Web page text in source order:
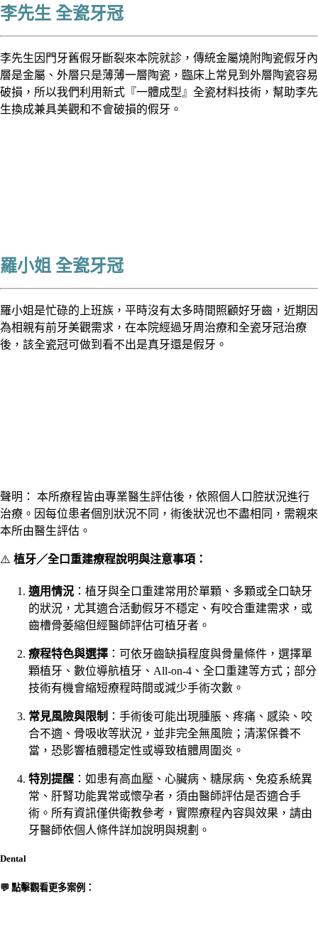
李先生 全瓷牙冠
李先生因門牙舊假牙斷裂來本院就診，傳統金屬燒附陶瓷假牙內
層是金屬、外層只是薄薄一層陶瓷，臨床上常見到外層陶瓷容易
破損，所以我們利用新式『一體成型』全瓷材料技術，幫助李先
生換成兼具美觀和不會破損的假牙。
羅小姐 全瓷牙冠
羅小姐是忙碌的上班族，平時沒有太多時間照顧好牙齒，近期因
為相親有前牙美觀需求，在本院經過牙周治療和全瓷牙冠治療
後，該全瓷冠可做到看不出是真牙還是假牙。
聲明： 本所療程皆由專業醫生評估後，依照個人口腔狀況進行
治療。因每位患者個別狀況不同，術後狀況也不盡相同，需親來
本所由醫生評估。
⚠️ 植牙／全口重建療程說明與注意事項：
適用情況 ：植牙與全口重建常用於單顆、多顆或全口缺牙
的狀況，尤其適合活動假牙不穩定、有咬合重建需求，或
齒槽骨萎縮但經醫師評估可植牙者。
療程特色與選擇 ：可依牙齒缺損程度與骨量條件，選擇單
顆植牙、數位導航植牙、All-on-4、全口重建等方式；部分
技術有機會縮短療程時間或減少手術次數。
常見風險與限制 ：手術後可能出現腫脹、疼痛、感染、咬
合不適、骨吸收等狀況，並非完全無風險；清潔保養不
當，恐影響植體穩定性或導致植體周圍炎。
特別提醒 ：如患有高血壓、心臟病、糖尿病、免疫系統異
常、肝腎功能異常或懷孕者，須由醫師評估是否適合手
術。所有資訊僅供衛教參考，實際療程內容與效果，請由
牙醫師依個人條件詳加說明與規劃。
Dental
💬 點擊觀看更多案例：